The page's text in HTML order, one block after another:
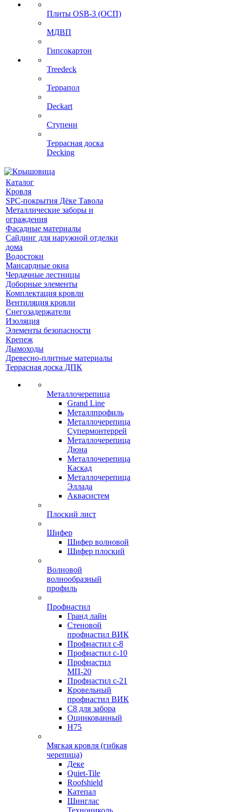
Плиты OSB-3 (ОСП)
МДВП
Гипсокартон
Treedeck
Террапол
Deckart
Ступени
Террасная доска
Decking
Каталог
Кровля
SPC-покрытия Дёке Тавола
Металлические заборы и
ограждения
Фасадные материалы
Сайдинг для наружной отделки
дома
Водостоки
Мансардные окна
Чердачные лестницы
Доборные элементы
Комплектация кровли
Вентиляция кровли
Снегозадержатели
Изоляция
Элементы безопасности
Крепеж
Дымоходы
Древесно-плитные материалы
Террасная доска ДПК
Металлочерепица
Grand Line
Металлпрофиль
Металлочерепица
Супермонтеррей
Металлочерепица
Дюна
Металлочерепица
Каскад
Металлочерепица
Эллада
Аквасистем
Плоский лист
Шифер
Шифер волновой
Шифер плоский
Волновой
волнообразный
профиль
Профнастил
Гранд лайн
Стеновой
профнастил ВИК
Профнастил с-8
Профнастил с-10
Профнастил
МП-20
Профнастил с-21
Кровельный
профнастил ВИК
С8 для забора
Оцинкованный
Н75
Мягкая кровля (гибкая
черепица)
Деке
Quiet-Tile
Roofshield
Катепал
Шинглас
Технониколь